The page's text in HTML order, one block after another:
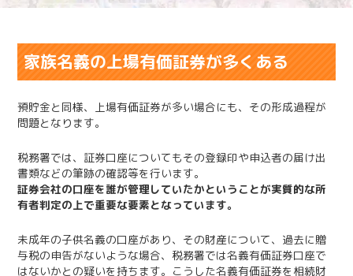
家族名義の上場有価証券が多くある
預貯金と同様、上場有価証券が多い場合にも、その形成過程が
問題となります。
税務署では、証券口座についてもその登録印や申込者の届け出
書類などの筆跡の確認等を行います。
証券会社の口座を誰が管理していたかということが実質的な所
有者判定の上で重要な要素となっています。
未成年の子供名義の口座があり、その財産について、過去に贈
与税の申告がないような場合、税務署では名義有価証券口座で
はないかとの疑いを持ちます。こうした名義有価証券を相続財